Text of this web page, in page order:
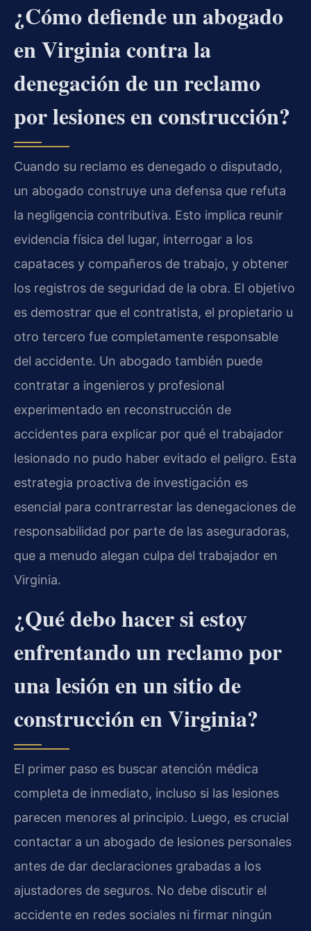
¿Cómo defiende un abogado
en Virginia contra la
denegación de un reclamo
por lesiones en construcción?
Cuando su reclamo es denegado o disputado,
un abogado construye una defensa que refuta
la negligencia contributiva. Esto implica reunir
evidencia física del lugar, interrogar a los
capataces y compañeros de trabajo, y obtener
los registros de seguridad de la obra. El objetivo
es demostrar que el contratista, el propietario u
otro tercero fue completamente responsable
del accidente. Un abogado también puede
contratar a ingenieros y profesional
experimentado en reconstrucción de
accidentes para explicar por qué el trabajador
lesionado no pudo haber evitado el peligro. Esta
estrategia proactiva de investigación es
esencial para contrarrestar las denegaciones de
responsabilidad por parte de las aseguradoras,
que a menudo alegan culpa del trabajador en
Virginia.
¿Qué debo hacer si estoy
enfrentando un reclamo por
una lesión en un sitio de
construcción en Virginia?
El primer paso es buscar atención médica
completa de inmediato, incluso si las lesiones
parecen menores al principio. Luego, es crucial
contactar a un abogado de lesiones personales
antes de dar declaraciones grabadas a los
ajustadores de seguros. No debe discutir el
accidente en redes sociales ni firmar ningún